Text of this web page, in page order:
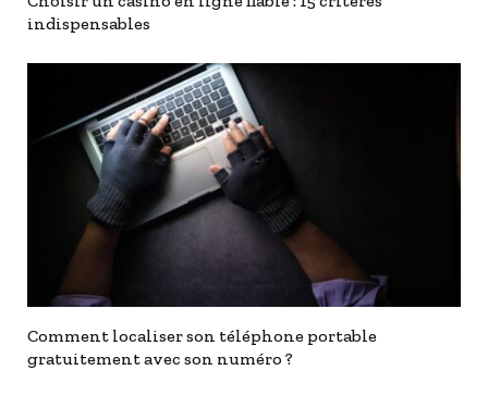
indispensables
Comment localiser son téléphone portable
gratuitement avec son numéro ?